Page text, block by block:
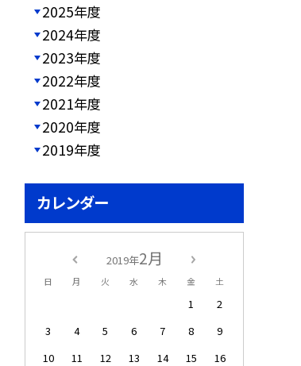
2025年度
2024年度
2023年度
2022年度
2021年度
2020年度
2019年度
カレンダー
2019年2月
日 月 火 水 木 金 土
1
2
3
4 5 6 7 8
9
10
11 12 13 14 15
16